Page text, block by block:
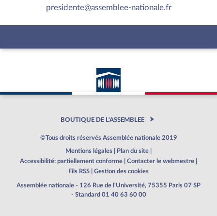
presidente@assemblee-nationale.fr
BOUTIQUE DE L'ASSEMBLEE
©Tous droits réservés Assemblée nationale 2019
Mentions légales Plan du site
Accessibilité: partiellement conforme
Contacter le webmestre
Fils RSS
Gestion des cookies
Assemblée nationale - 126 Rue de l'Université, 75355 Paris 07 SP
- Standard 01 40 63 60 00